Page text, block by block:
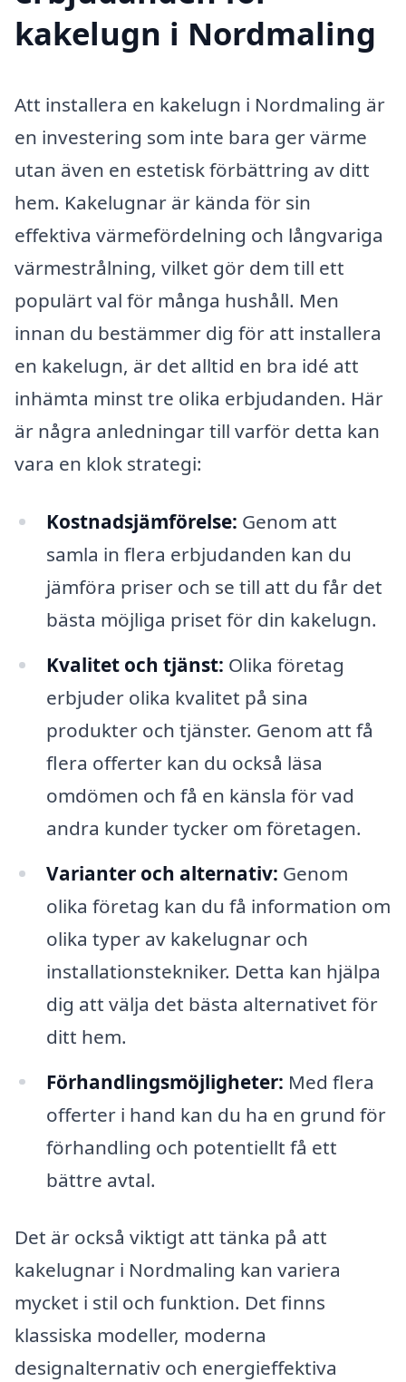
kakelugn i Nordmaling
Att installera en kakelugn i Nordmaling är
en investering som inte bara ger värme
utan även en estetisk förbättring av ditt
hem. Kakelugnar är kända för sin
effektiva värmefördelning och långvariga
värmestrålning, vilket gör dem till ett
populärt val för många hushåll. Men
innan du bestämmer dig för att installera
en kakelugn, är det alltid en bra idé att
inhämta minst tre olika erbjudanden. Här
är några anledningar till varför detta kan
vara en klok strategi:
Kostnadsjämförelse: Genom att
samla in flera erbjudanden kan du
jämföra priser och se till att du får det
bästa möjliga priset för din kakelugn.
Kvalitet och tjänst: Olika företag
erbjuder olika kvalitet på sina
produkter och tjänster. Genom att få
flera offerter kan du också läsa
omdömen och få en känsla för vad
andra kunder tycker om företagen.
Varianter och alternativ: Genom
olika företag kan du få information om
olika typer av kakelugnar och
installationstekniker. Detta kan hjälpa
dig att välja det bästa alternativet för
ditt hem.
Förhandlingsmöjligheter: Med flera
offerter i hand kan du ha en grund för
förhandling och potentiellt få ett
bättre avtal.
Det är också viktigt att tänka på att
kakelugnar i Nordmaling kan variera
mycket i stil och funktion. Det finns
klassiska modeller, moderna
designalternativ och energieffektiva